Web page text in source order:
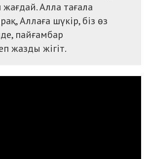
Алла тағала
Аллаға шүкір, біз өз
пайғамбар
жазды жігіт.